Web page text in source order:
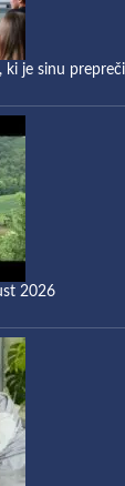
ki je sinu
2026